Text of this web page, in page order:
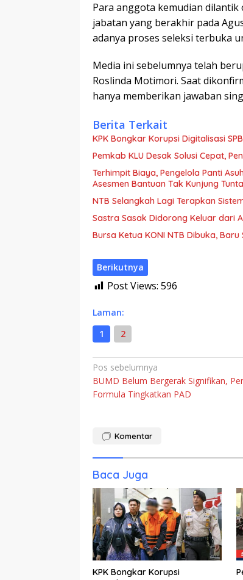
Para anggota kemudian dilantik
jabatan yang berakhir pada
adanya proses seleksi terbuka
Media ini sebelumnya telah
Roslinda Motimori. Saat
hanya memberikan jawaban
Berita Terkait
KPK Bongkar Korupsi Digitalisasi
Pemkab KLU Desak Solusi Cepat,
Terhimpit Biaya, Pengelola Panti
Asesmen Bantuan Tak Kunjung
NTB Selangkah Lagi Terapkan
Sastra Sasak Didorong Keluar dari
Bursa Ketua KONI NTB Dibuka,
Berikutnya
Post Views: 596
Laman:
1
2
Navigasi
pos
Pos sebelumnya
BUMD Belum Bergerak Signifikan,
Formula Tingkatkan PAD
Komentar
Baca Juga
KPK Bongkar Korupsi